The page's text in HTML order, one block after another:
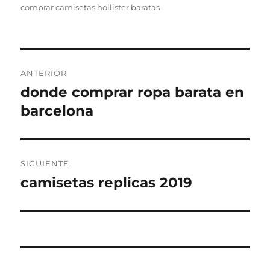
comprar camisetas hollister baratas
de
entradas
ANTERIOR
Entrada
anterior:
donde comprar ropa barata en
barcelona
SIGUIENTE
Entrada
camisetas replicas 2019